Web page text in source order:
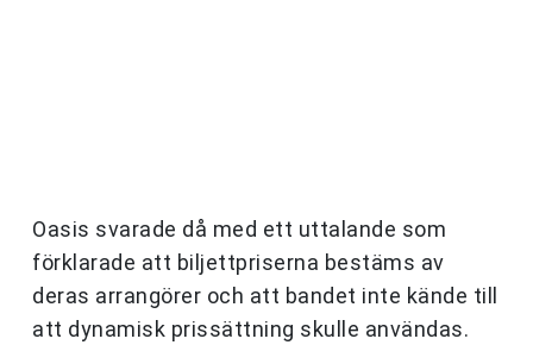
Oasis svarade då med ett uttalande som
förklarade att biljettpriserna bestäms av
deras arrangörer och att bandet inte kände till
att dynamisk prissättning skulle användas.